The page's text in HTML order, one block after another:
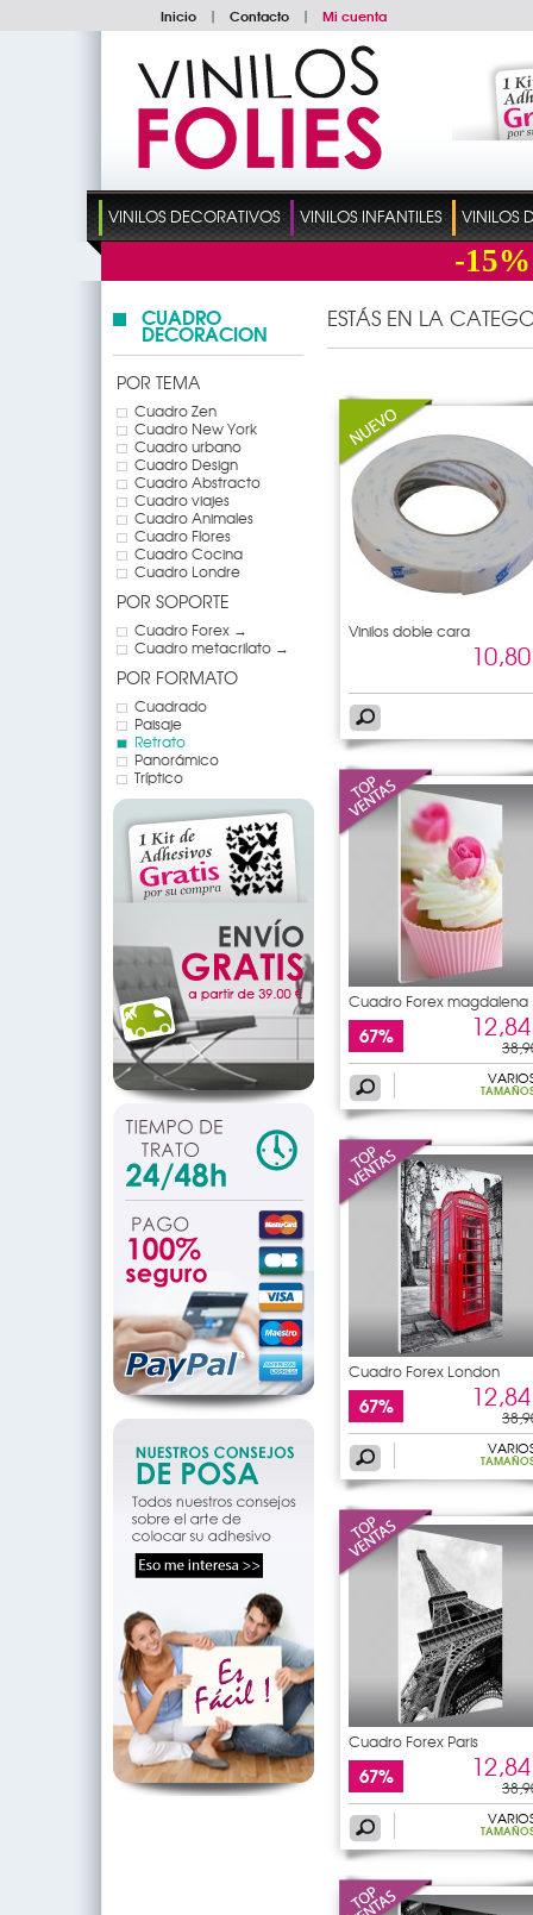
Inicio | Contacto | Mi cuenta
VINILOS DECORATIVOS VINILOS INFANTILES VINILOS
-15%
CUADRO
DECORACION
POR TEMA
Cuadro Zen
Cuadro New York
Cuadro urbano
Cuadro Design
Cuadro Abstracto
Cuadro viajes
Cuadro Animales
Cuadro Flores
Cuadro Cocina
Cuadro Londre
POR SOPORTE
Cuadro Forex →
Cuadro metacrilato →
POR FORMATO
Cuadrado
Paisaje
Retrato
Panorámico
Tríptico
ESTÁS EN LA
Vinilos doble cara
Cuadro Forex magdalena
67%
Cuadro Forex London
67%
Cuadro Forex Paris
67%